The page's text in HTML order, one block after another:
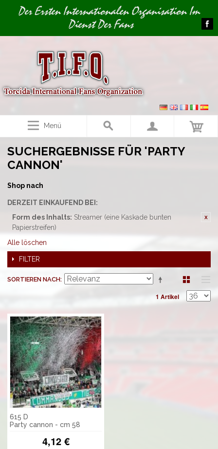
Image 01Der Ersten Internationalen Organisation Im
Dienst Der Fans
Menü
SUCHERGEBNISSE FÜR 'PARTY
CANNON'
Shop nach
DERZEIT EINKAUFEND BEI:
Form des Inhalts: Streamer (eine Kaskade bunten
Papierstreifen)
Alle löschen
FILTER
SORTIEREN NACH
1 Artikel
615 D
Party cannon - cm 58
4,12 €